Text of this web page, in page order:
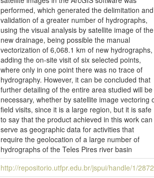
performed, which generated the delimitation and
validation of a greater number of hydrographs,
using the visual analysis by satellite image of the
new drainage, being possible the manual
vectorization of 6,068.1 km of new hydrographs,
adding the on-site visit of six selected points,
where only in one point there was no trace of
hydrography. However, it can be concluded that
further detailing of the entire area studied will be
necessary, whether by satellite image vectoring
field visits, since it is a large region, but it is safe
to say that the product achieved in this work can
serve as geographic data for activities that
require the geolocation of a large number of
hydrographs of the Teles Pires river basin
http://repositorio.utfpr.edu.br/jspui/handle/1/